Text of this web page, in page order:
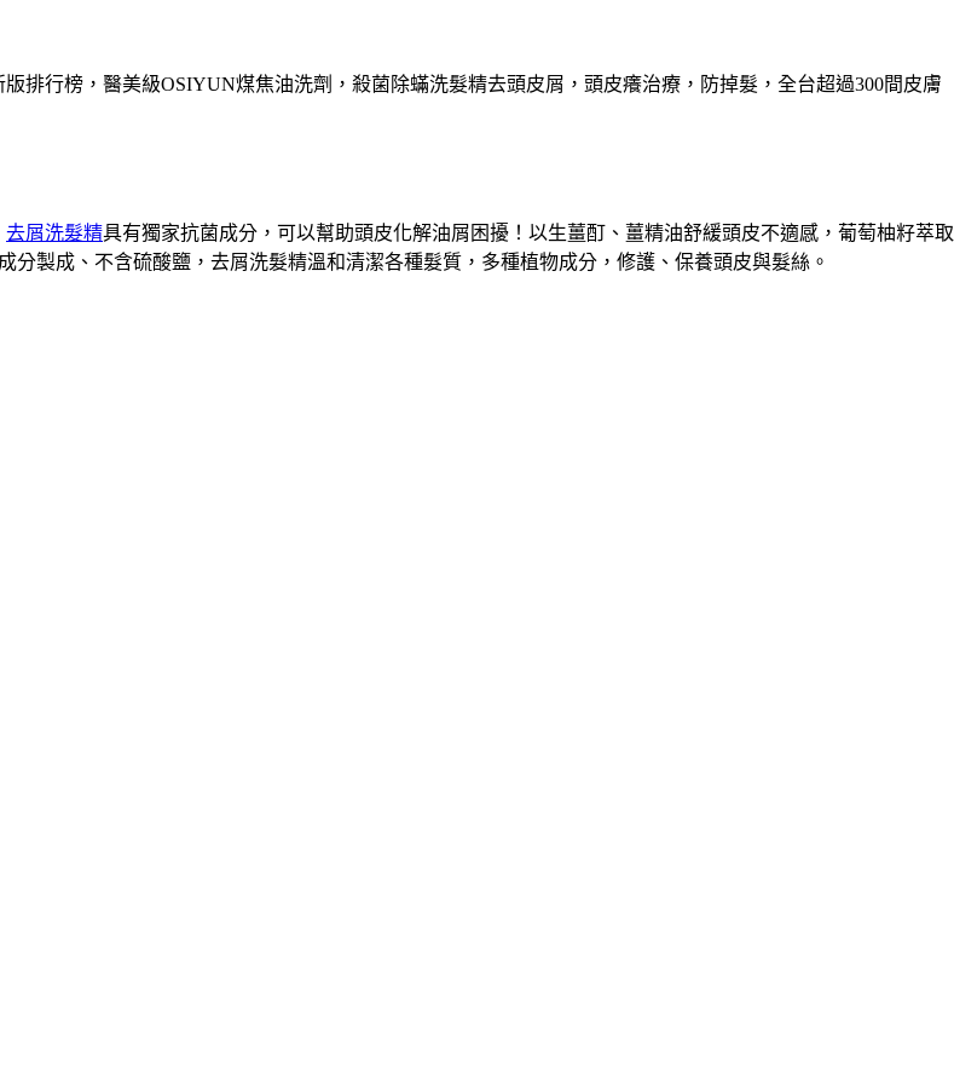
排行榜，醫美級OSIYUN煤焦油洗劑，殺菌除蟎洗髮精去頭皮屑，頭皮癢治療，防掉髮，全台超過300間皮膚
去屑洗髮精具有獨家抗菌成分，可以幫助頭皮化解油屑困擾！以生薑酊、薑精油舒緩頭皮不適感，葡萄柚籽萃取
製成、不含硫酸鹽，去屑洗髮精溫和清潔各種髮質，多種植物成分，修護、保養頭皮與髮絲。